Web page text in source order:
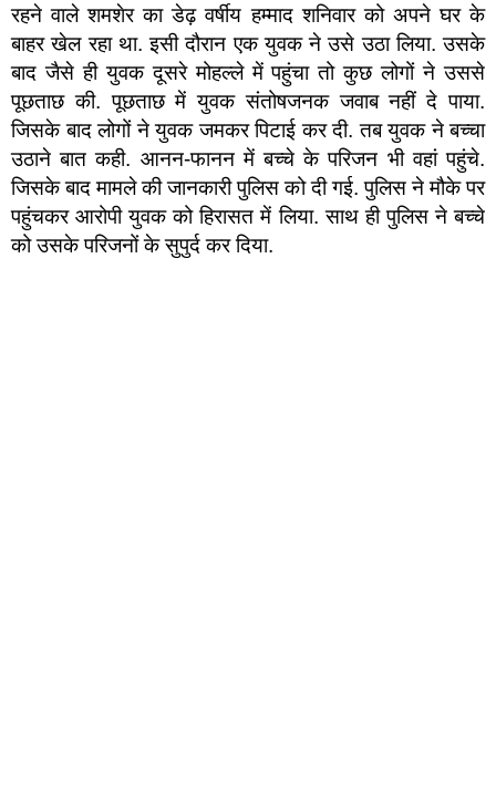
रहने वाले शमशेर का डेढ़ वर्षीय हम्माद शनिवार को अपने घर के
बाहर खेल रहा था. इसी दौरान एक युवक ने उसे उठा लिया. उसके
बाद जैसे ही युवक दूसरे मोहल्ले में पहुंचा तो कुछ लोगों ने उससे
पूछताछ की. पूछताछ में युवक संतोषजनक जवाब नहीं दे पाया.
जिसके बाद लोगों ने युवक जमकर पिटाई कर दी. तब युवक ने बच्चा
उठाने बात कही. आनन-फानन में बच्चे के परिजन भी वहां पहुंचे.
जिसके बाद मामले की जानकारी पुलिस को दी गई. पुलिस ने मौके पर
पहुंचकर आरोपी युवक को हिरासत में लिया. साथ ही पुलिस ने बच्चे
को उसके परिजनों के सुपुर्द कर दिया.